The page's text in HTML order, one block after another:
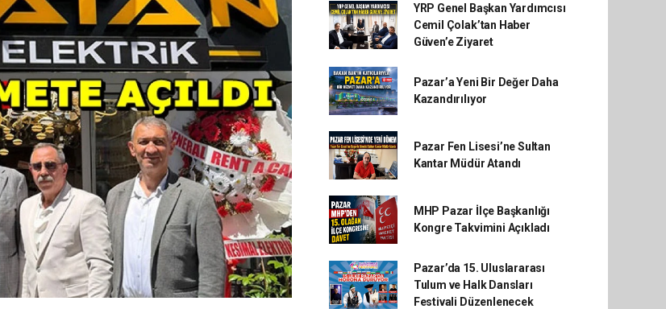
YRP Genel Başkan Yardımcısı
Cemil Çolak’tan Haber
Güven’e Ziyaret
Pazar’a Yeni Bir Değer Daha
Kazandırılıyor
Pazar Fen Lisesi’ne Sultan
Kantar Müdür Atandı
MHP Pazar İlçe Başkanlığı
Kongre Takvimini Açıkladı
Pazar’da 15. Uluslararası
Tulum ve Halk Dansları
Festivali Düzenlenecek